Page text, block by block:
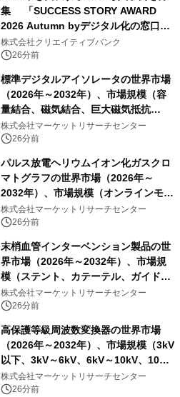
集 「SUCCESS STORY AWARD
2026 Autumn byデジタル化の窓口」
開催
株式会社クリエイティブバンク
26分前
標準デジタルアイソレータの世界市場
（2026年～2032年）、市場規模（容
量結合、磁気結合、巨大磁気抵抗
（GMR））・分析レポートを発表
株式会社マーケットリサーチセンター
26分前
パルス放電ヘリウムイオン化ガスクロ
マトグラフの世界市場（2026年～
2032年）、市場規模（オンラインモニ
タリング型、ラボラトリー型）・分析
レポートを発表
株式会社マーケットリサーチセンター
26分前
末梢血管インターベンション製品の世
界市場（2026年～2032年）、市場規
模（ステント、カテーテル、ガイドワ
イヤー、シース、下大静脈フィルタ
ー、その他）・分析レポートを発表
株式会社マーケットリサーチセンター
26分前
高保護等級周波数変換器の世界市場
（2026年～2032年）、市場規模（3kV
以下、3kV～6kV、6kV～10kV、10kV
超）・分析レポートを発表
株式会社マーケットリサーチセンター
26分前